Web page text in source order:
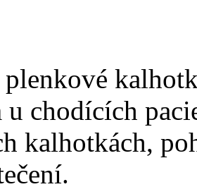
u chodících
kalhotkách,